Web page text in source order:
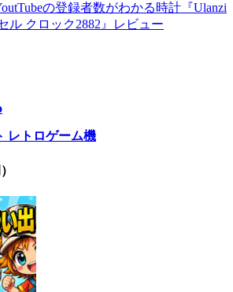
の登録者数がわかる時計『Ulanzi
ル クロック2882』レビュー
レトロゲーム機